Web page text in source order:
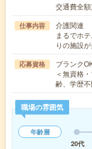
交通費全
仕事内容
介護関連
まるでホ
りの施設
応募資格
ブランク
＜無資格
齢、学歴
職場の雰囲気
年齢層
20代